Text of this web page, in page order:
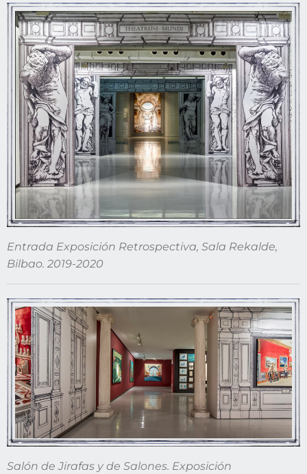
Entrada Exposición Retrospectiva, Sala Rekalde,
Bilbao. 2019-2020
Salón de Jirafas y de Salones. Exposición